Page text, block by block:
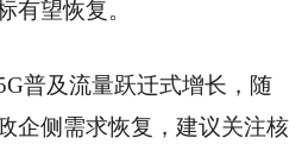
有望恢复。
普及流量跃迁式增长，随
企侧需求恢复，建议关注核